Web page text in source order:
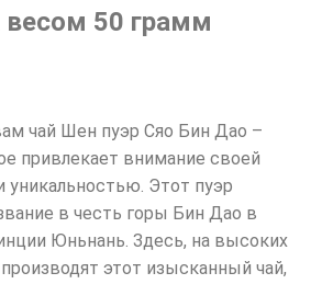
весом 50 грамм
чай Шен пуэр Сяо Бин Дао –
привлекает внимание своей
уникальностью. Этот пуэр
в честь горы Бин Дао в
Юньнань. Здесь, на высоких
этот изысканный чай,